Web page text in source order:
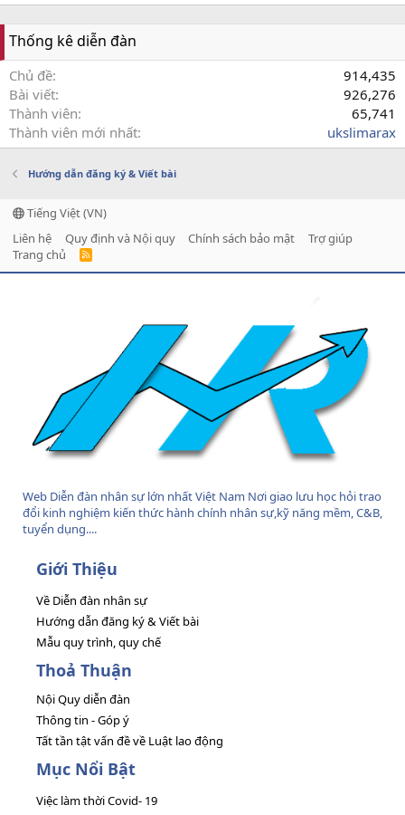
Thống kê diễn đàn
Chủ đề
914,435
Bài viết
926,276
Thành viên
65,741
Thành viên mới nhất
ukslimarax
Hướng dẫn đăng ký & Viết bài
Tiếng Việt (VN)
Liên hệ
Quy định và Nội quy Chính sách bảo mật
Trợ giúp
Trang chủ
R
Web Diễn đàn nhân sự lớn nhất Việt Nam Nơi giao lưu học hỏi trao
đổi kinh nghiệm kiến thức hành chính nhân sự,kỹ năng mềm, C&B,
tuyển dụng....
Giới Thiệu
Về Diễn đàn nhân sự
Hướng dẫn đăng ký & Viết bài
Mẫu quy trình, quy chế
Thoả Thuận
Nội Quy diễn đàn
Thông tin - Góp ý
Tất tần tật vấn đề về Luật lao động
Mục Nổi Bật
Việc làm thời Covid- 19